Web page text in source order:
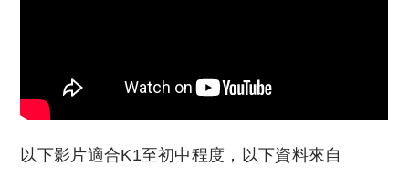
以下影片適合K1至初中程度，以下資料來自